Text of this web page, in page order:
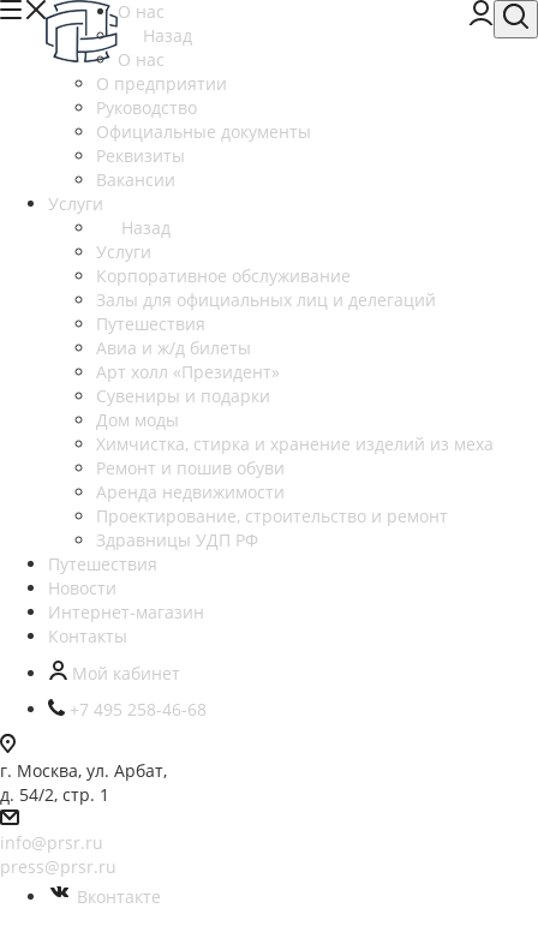
О нас
Назад
О нас
О предприятии
Руководство
Официальные документы
Реквизиты
Вакансии
Услуги
Назад
Услуги
Корпоративное обслуживание
Залы для официальных лиц и делегаций
Путешествия
Авиа и ж/д билеты
Арт холл «Президент»
Сувениры и подарки
Дом моды
Химчистка, стирка и хранение изделий из меха
Ремонт и пошив обуви
Аренда недвижимости
Проектирование, строительство и ремонт
Здравницы УДП РФ
Путешествия
Новости
Интернет-магазин
Контакты
Мой кабинет
+7 495 258-46-68
г. Москва, ул. Арбат,
д. 54/2, стр. 1
info@prsr.ru
press@prsr.ru
Вконтакте